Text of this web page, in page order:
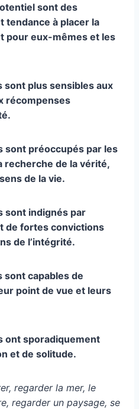
sont des
tendance à placer la
pour eux-mêmes et les
sont plus sensibles aux
récompenses
sont préoccupés par les
recherche de la vérité,
de la vie.
sont indignés par
de fortes convictions
de l’intégrité.
sont capables de
point de vue et leurs
ont sporadiquement
et de solitude.
regarder la mer, le
regarder un paysage, se